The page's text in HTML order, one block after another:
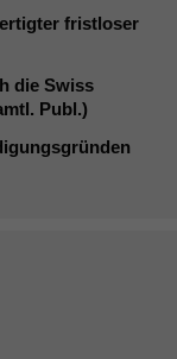
fristloser
die Swiss
Publ.)